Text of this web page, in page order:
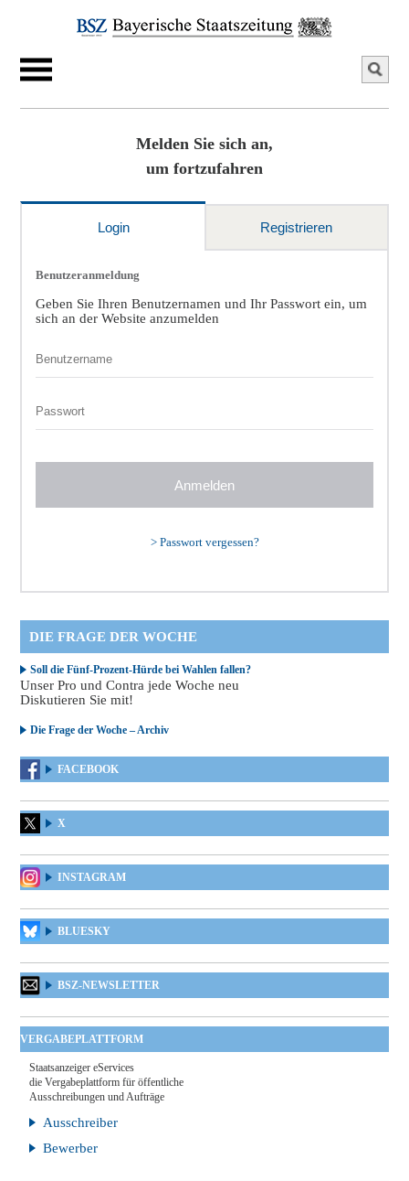
Melden Sie sich an,
um fortzufahren
Login Registrieren
Benutzeranmeldung
Geben Sie Ihren Benutzernamen und Ihr Passwort ein, um
sich an der Website anzumelden
> Passwort vergessen?
DIE FRAGE DER WOCHE
Soll die Fünf-Prozent-Hürde bei Wahlen fallen?
Unser Pro und Contra jede Woche neu
Diskutieren Sie mit!
Die Frage der Woche – Archiv
FACEBOOK
X
INSTAGRAM
BLUESKY
BSZ-NEWSLETTER
VERGABEPLATTFORM
Staatsanzeiger eServices
die Vergabeplattform für öffentliche
Ausschreibungen und Aufträge
Ausschreiber
Bewerber